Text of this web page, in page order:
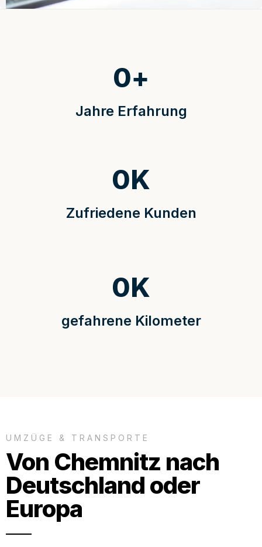
Jahre Erfahrung
0+
Zufriedene Kunden
0K
gefahrene Kilometer
0K
UMZÜGE & TRANSPORTE
Von Chemnitz nach
Deutschland oder
Europa